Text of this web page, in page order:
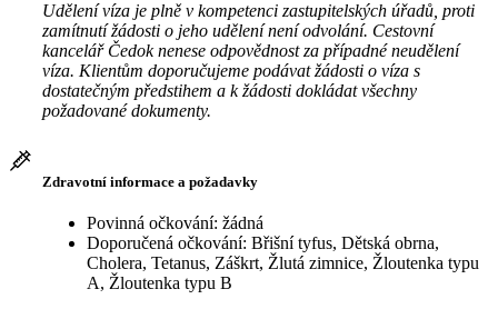
Udělení víza je plně v kompetenci zastupitelských úřadů, proti
zamítnutí žádosti o jeho udělení není odvolání. Cestovní
kancelář Čedok nenese odpovědnost za případné neudělení
víza. Klientům doporučujeme podávat žádosti o víza s
dostatečným předstihem a k žádosti dokládat všechny
požadované dokumenty.
Zdravotní informace a požadavky
Povinná očkování: žádná
Doporučená očkování: Břišní tyfus, Dětská obrna,
Cholera, Tetanus, Záškrt, Žlutá zimnice, Žloutenka typu
A, Žloutenka typu B